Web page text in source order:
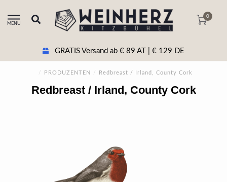
MENU
0
GRATIS Versand ab € 89 AT | € 129 DE
/ PRODUZENTEN / Redbreast / Irland, County Cork
Redbreast / Irland, County Cork